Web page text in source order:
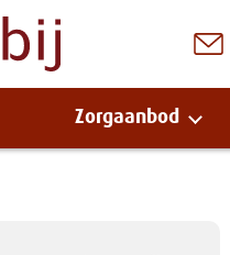
Zorgaanbod